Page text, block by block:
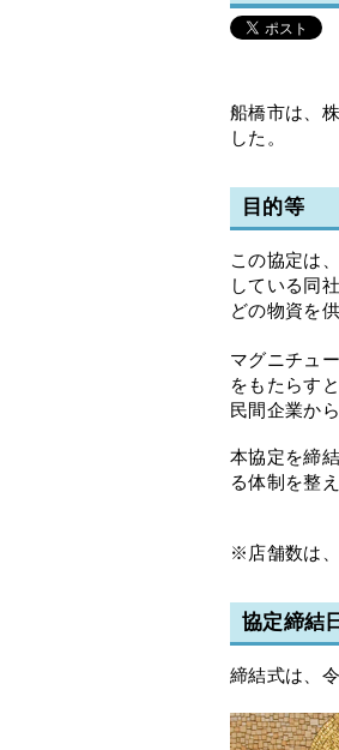
船橋市は、
した。
目的等
この協定は
している同
どの物資を
マグニチュ
をもたらす
民間企業か
本協定を締
る体制を整
※店舗数は、
協定締結日
締結式は、